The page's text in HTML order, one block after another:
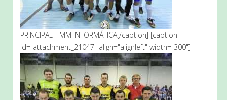
PRINCIPAL - MM INFORMÁTICA[/caption] [caption
id="attachment_21047" align="alignleft" width="300"]